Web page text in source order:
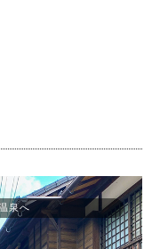
泉へ